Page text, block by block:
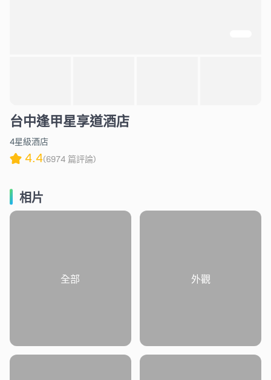
台中逢甲星享道酒店
4星級酒店
4.4(6974 篇評論)
相片
全部 外觀